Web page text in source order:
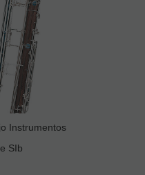
Instrumentos
SIb